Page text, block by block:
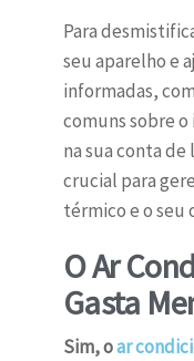
Para
seu aparelho e
informadas,
comuns sobre
na sua conta
crucial para
térmico e o seu
O Ar
Gasta
Sim, oar